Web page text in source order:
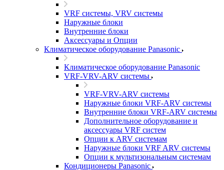
VRF системы, VRV системы
Наружные блоки
Внутренние блоки
Аксессуары и Опции
Климатическое оборудование Panasonic
Климатическое оборудование Panasonic
VRF-VRV-ARV системы
VRF-VRV-ARV системы
Наружные блоки VRF-ARV системы
Внутренние блоки VRF-ARV системы
Дополнительное оборудование и
аксессуары VRF систем
Опции к ARV системам
Наружные блоки VRF ARV системы
Опции к мультизональным системам
Кондиционеры Panasonic